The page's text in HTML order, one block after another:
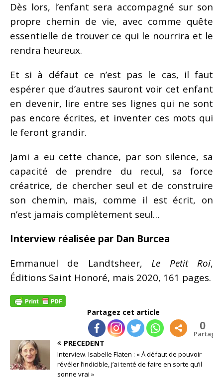
Dès lors, l’enfant sera accompagné sur son
propre chemin de vie, avec comme quête
essentielle de trouver ce qui le nourrira et le
rendra heureux.
Et si à défaut ce n’est pas le cas, il faut
espérer que d’autres sauront voir cet enfant
en devenir, lire entre ses lignes qui ne sont
pas encore écrites, et inventer ces mots qui
le feront grandir.
Jami a eu cette chance, par son silence, sa
capacité de prendre du recul, sa force
créatrice, de chercher seul et de construire
son chemin, mais, comme il est écrit, on
n’est jamais complètement seul…
Interview réalisée par Dan Burcea
Emmanuel de Landtsheer,Le Petit Roi,
Éditions Saint Honoré, mais 2020, 161 pages.
Partagez cet article
0
Partages
PRÉCÉDENT
Interview. Isabelle Flaten : « À défaut de pouvoir
révéler l’indicible, j’ai tenté de faire en sorte qu’il
sonne vrai »